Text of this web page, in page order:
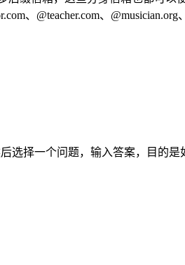
、@teacher.com、@musician.org
选择一个问题，输入答案，目的